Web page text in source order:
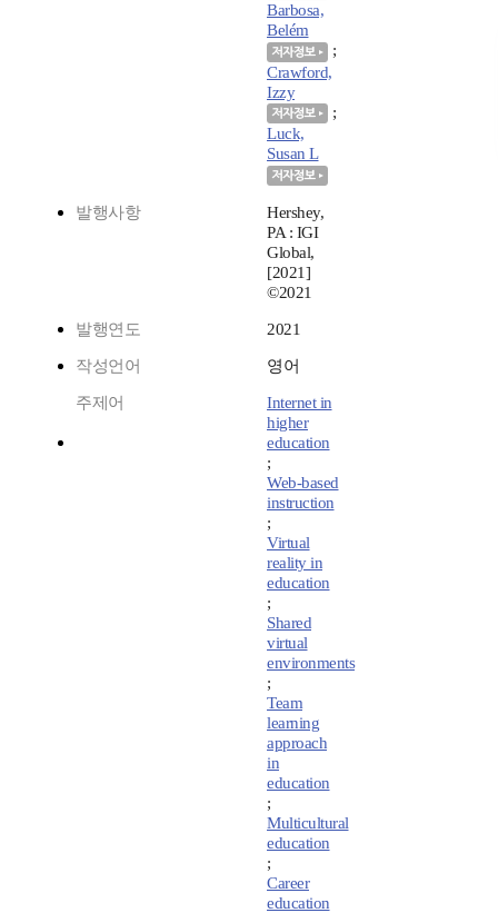
Barbosa,
Belém
;
Crawford,
Izzy
;
Luck,
Susan L
발행사항
Hershey,
PA : IGI
Global,
[2021]
©2021
발행연도 2021
작성언어 영어
주제어
Internet in
higher
education
;
Web-based
instruction
;
Virtual
reality in
education
;
Shared
virtual
environments
;
Team
learning
approach
in
education
;
Multicultural
education
;
Career
education